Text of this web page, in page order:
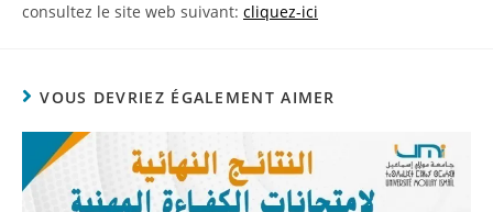
consultez le site web suivant: cliquez-ici
VOUS DEVRIEZ ÉGALEMENT AIMER